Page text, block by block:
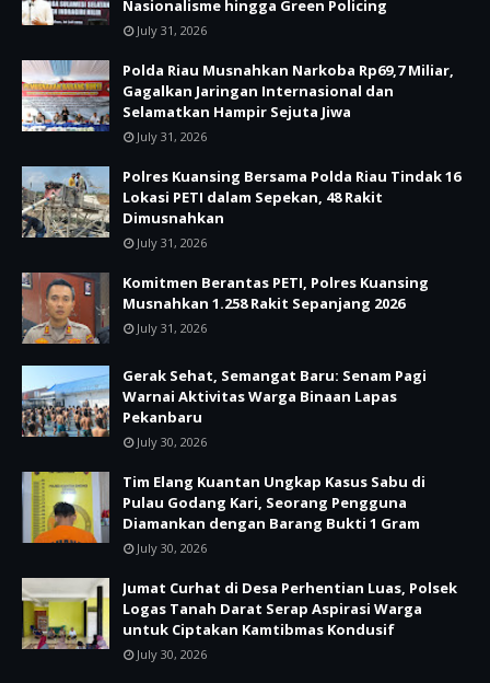
Nasionalisme hingga Green Policing
July 31, 2026
Polda Riau Musnahkan Narkoba Rp69,7 Miliar,
Gagalkan Jaringan Internasional dan
Selamatkan Hampir Sejuta Jiwa
July 31, 2026
Polres Kuansing Bersama Polda Riau Tindak 16
Lokasi PETI dalam Sepekan, 48 Rakit
Dimusnahkan
July 31, 2026
Komitmen Berantas PETI, Polres Kuansing
Musnahkan 1.258 Rakit Sepanjang 2026
July 31, 2026
Gerak Sehat, Semangat Baru: Senam Pagi
Warnai Aktivitas Warga Binaan Lapas
Pekanbaru
July 30, 2026
Tim Elang Kuantan Ungkap Kasus Sabu di
Pulau Godang Kari, Seorang Pengguna
Diamankan dengan Barang Bukti 1 Gram
July 30, 2026
Jumat Curhat di Desa Perhentian Luas, Polsek
Logas Tanah Darat Serap Aspirasi Warga
untuk Ciptakan Kamtibmas Kondusif
July 30, 2026